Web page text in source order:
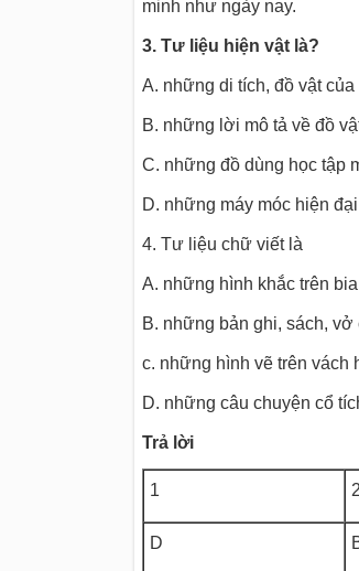
minh như ngày nay.
3. Tư liệu hiện vật là?
A. những di tích, đồ vật
B. những lời mô tả về đồ
C. những đồ dùng học tập
D. những máy móc hiện
4. Tư liệu chữ viết là
A. những hình khắc trên
B. những bản ghi, sách,
c. những hình vẽ trên vách
D. những câu chuyện cổ
Trảlời
1 2
D